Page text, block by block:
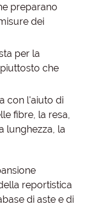
preparano
dei
per la
che
con l'aiuto di
fibre, la resa,
lunghezza, la
reportistica
di aste e di